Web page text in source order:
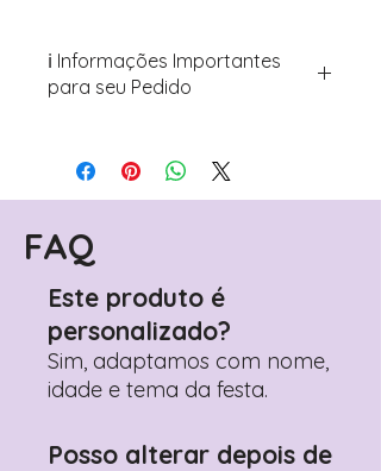
ℹ️ Informações Importantes
para seu Pedido
Avance para a página de checkout
(próximo passo após o carrinho)
Encontre o campo de "Notas do
Pedido"
Adicione ali todos os detalhes de
Prefere fazer seu pedido pelo
WhatsApp? Clique aqui para nos
contactar: +351 960 119 353
FAQ
Este produto é
personalizado?
Sim, adaptamos com nome,
idade e tema da festa.
Posso alterar depois de